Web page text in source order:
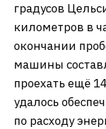
градусов
километров в
окончании
машины
проехать ещё
удалось
по расходу